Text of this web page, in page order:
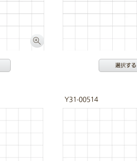
選択する
Y31-00514